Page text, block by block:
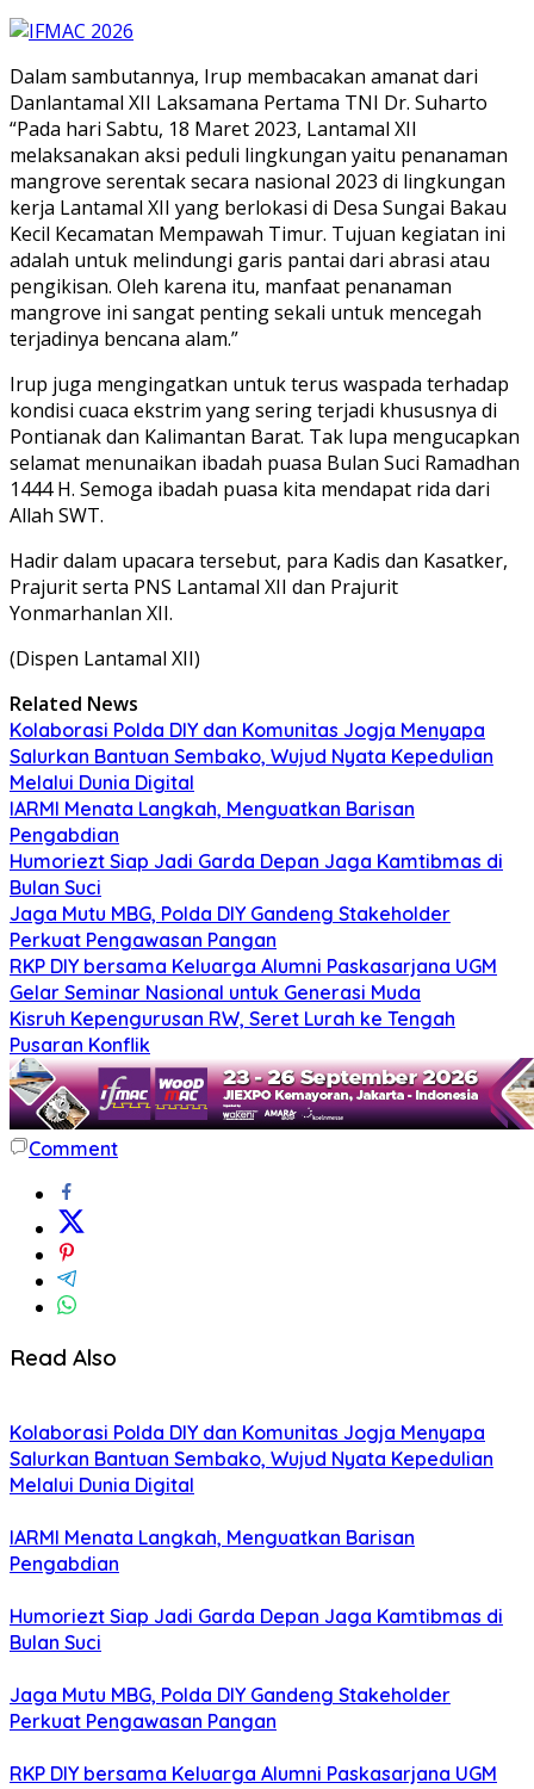
Dalam sambutannya, Irup membacakan amanat dari
Danlantamal XII Laksamana Pertama TNI Dr. Suharto
“Pada hari Sabtu, 18 Maret 2023, Lantamal XII
melaksanakan aksi peduli lingkungan yaitu penanaman
mangrove serentak secara nasional 2023 di lingkungan
kerja Lantamal XII yang berlokasi di Desa Sungai Bakau
Kecil Kecamatan Mempawah Timur. Tujuan kegiatan ini
adalah untuk melindungi garis pantai dari abrasi atau
pengikisan. Oleh karena itu, manfaat penanaman
mangrove ini sangat penting sekali untuk mencegah
terjadinya bencana alam.”
Irup juga mengingatkan untuk terus waspada terhadap
kondisi cuaca ekstrim yang sering terjadi khususnya di
Pontianak dan Kalimantan Barat. Tak lupa mengucapkan
selamat menunaikan ibadah puasa Bulan Suci Ramadhan
1444 H. Semoga ibadah puasa kita mendapat rida dari
Allah SWT.
Hadir dalam upacara tersebut, para Kadis dan Kasatker,
Prajurit serta PNS Lantamal XII dan Prajurit
Yonmarhanlan XII.
(Dispen Lantamal XII)
Related News
Kolaborasi Polda DIY dan Komunitas Jogja Menyapa
Salurkan Bantuan Sembako, Wujud Nyata Kepedulian
Melalui Dunia Digital
IARMI Menata Langkah, Menguatkan Barisan
Pengabdian
Humoriezt Siap Jadi Garda Depan Jaga Kamtibmas di
Bulan Suci
Jaga Mutu MBG, Polda DIY Gandeng Stakeholder
Perkuat Pengawasan Pangan
RKP DIY bersama Keluarga Alumni Paskasarjana UGM
Gelar Seminar Nasional untuk Generasi Muda
Kisruh Kepengurusan RW, Seret Lurah ke Tengah
Pusaran Konflik
Comment
Read Also
Kolaborasi Polda DIY dan Komunitas Jogja Menyapa
Salurkan Bantuan Sembako, Wujud Nyata Kepedulian
Melalui Dunia Digital
IARMI Menata Langkah, Menguatkan Barisan
Pengabdian
Humoriezt Siap Jadi Garda Depan Jaga Kamtibmas di
Bulan Suci
Jaga Mutu MBG, Polda DIY Gandeng Stakeholder
Perkuat Pengawasan Pangan
RKP DIY bersama Keluarga Alumni Paskasarjana UGM